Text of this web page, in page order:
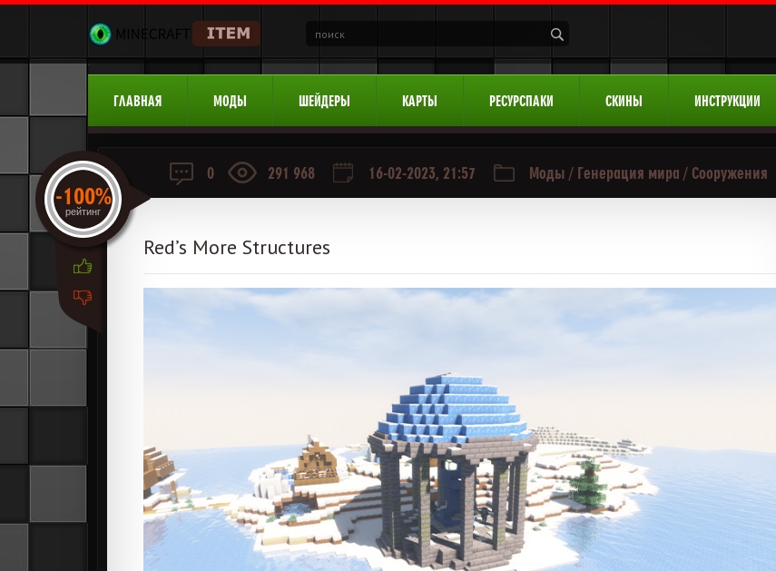
ГЛАВНАЯ МОДЫ ШЕЙДЕРЫ КАРТЫ РЕСУРСПАКИ СКИНЫ ИНСТРУКЦИИ
0 291 968 16-02-2023, 21:57 Моды / Генерация мира / Сооружения
Red’s More Structures
-100%
рейтинг